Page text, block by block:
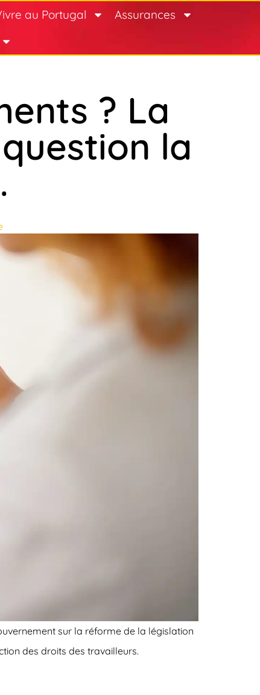
au Portugal
Assurances
? La
la
sur la réforme de la législation
des droits des travailleurs.